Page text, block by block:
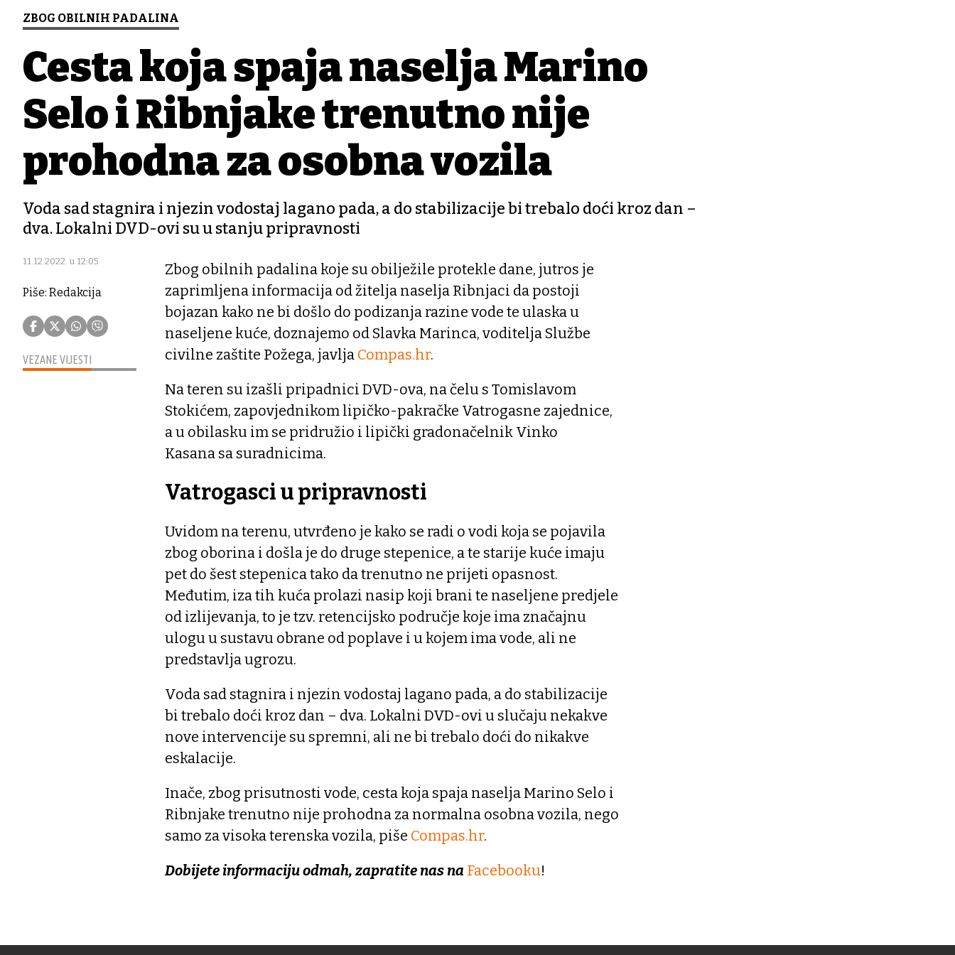
ZBOG OBILNIH PADALINA
Cesta koja spaja naselja Marino
Selo i Ribnjake trenutno nije
prohodna za osobna vozila
Voda sad stagnira i njezin vodostaj lagano pada, a do stabilizacije bi trebalo doći kroz dan –
dva. Lokalni DVD-ovi su u stanju pripravnosti
11.12.2022. u 12:05
Piše: Redakcija
VEZANE VIJESTI
Zbog obilnih padalina koje su obilježile protekle dane, jutros je
zaprimljena informacija od žitelja naselja Ribnjaci da postoji
bojazan kako ne bi došlo do podizanja razine vode te ulaska u
naseljene kuće, doznajemo od Slavka Marinca, voditelja Službe
civilne zaštite Požega, javlja Compas.hr.
Na teren su izašli pripadnici DVD-ova, na čelu s Tomislavom
Stokićem, zapovjednikom lipičko-pakračke Vatrogasne zajednice,
a u obilasku im se pridružio i lipički gradonačelnik Vinko
Kasana sa suradnicima.
Vatrogasci u pripravnosti
Uvidom na terenu, utvrđeno je kako se radi o vodi koja se pojavila
zbog oborina i došla je do druge stepenice, a te starije kuće imaju
pet do šest stepenica tako da trenutno ne prijeti opasnost.
Međutim, iza tih kuća prolazi nasip koji brani te naseljene predjele
od izlijevanja, to je tzv. retencijsko područje koje ima značajnu
ulogu u sustavu obrane od poplave i u kojem ima vode, ali ne
predstavlja ugrozu.
Voda sad stagnira i njezin vodostaj lagano pada, a do stabilizacije
bi trebalo doći kroz dan – dva. Lokalni DVD-ovi u slučaju nekakve
nove intervencije su spremni, ali ne bi trebalo doći do nikakve
eskalacije.
Inače, zbog prisutnosti vode, cesta koja spaja naselja Marino Selo i
Ribnjake trenutno nije prohodna za normalna osobna vozila, nego
samo za visoka terenska vozila, piše Compas.hr.
Dobijete informaciju odmah, zapratite nas na Facebooku!